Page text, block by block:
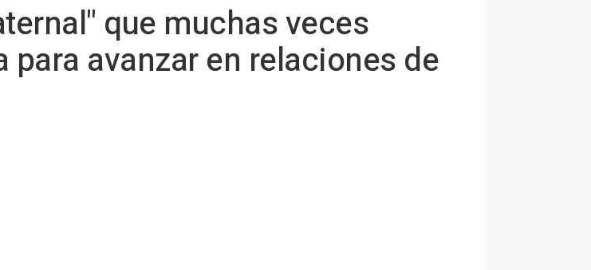
que muchas veces
avanzar en relaciones de